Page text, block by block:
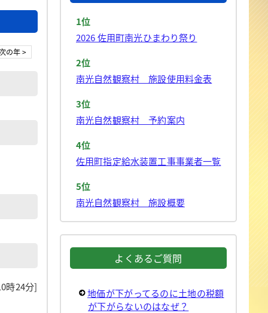
の年 >
時24分]
1位
2026 佐用町南光ひまわり祭り
2位
南光自然観察村 施設使用料金表
3位
南光自然観察村 予約案内
4位
佐用町指定給水装置工事事業者一覧
5位
南光自然観察村 施設概要
よくあるご質問
地価が下がってるのに土地の税額
が下がらないのはなぜ？